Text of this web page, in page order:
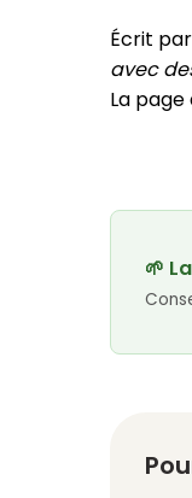
Écrit
avec
La
🌱